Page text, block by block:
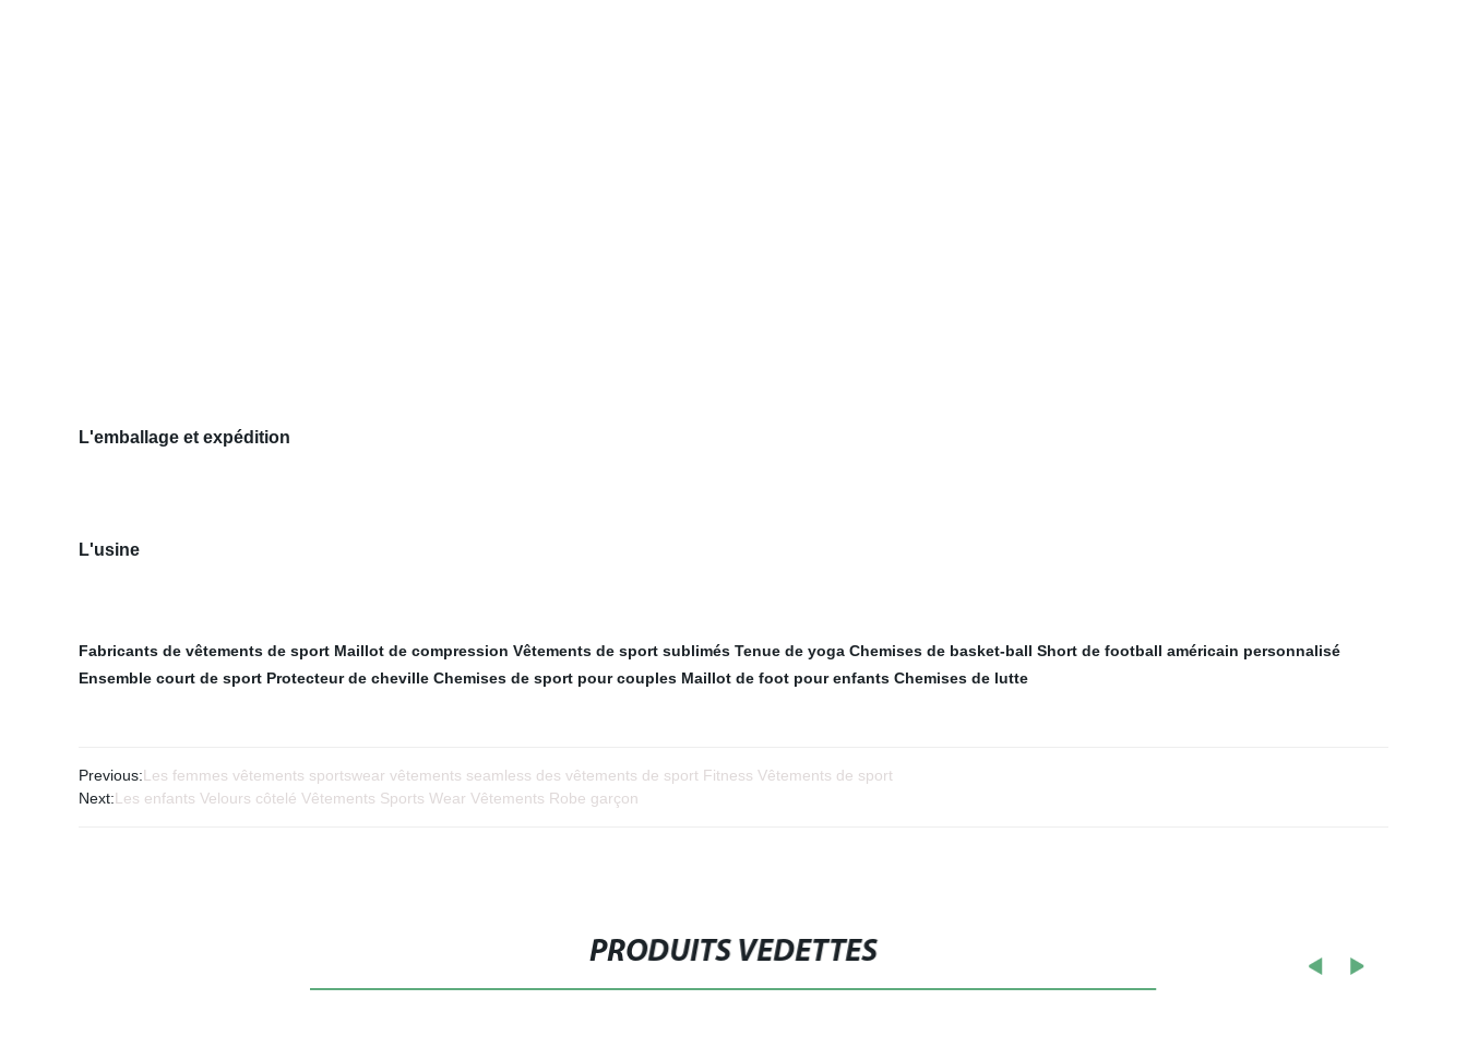
L'emballage et expédition
L'usine
Fabricants de vêtements de sport Maillot de compression Vêtements de sport sublimés Tenue de yoga Chemises de basket-ball Short de football américain personnalisé
Ensemble court de sport Protecteur de cheville Chemises de sport pour couples Maillot de foot pour enfants Chemises de lutte
Previous:Les femmes vêtements sportswear vêtements seamless des vêtements de sport Fitness Vêtements de sport
Next:Les enfants Velours côtelé Vêtements Sports Wear Vêtements Robe garçon
PRODUITS VEDETTES